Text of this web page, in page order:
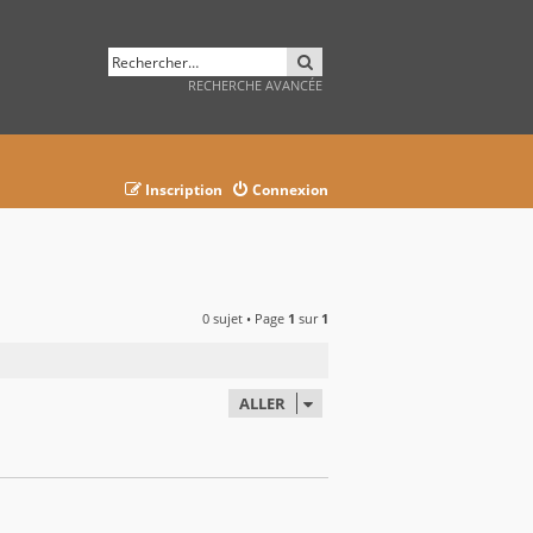
RECHERCHE AVANCÉE
Connexion
Inscription
0 sujet • Page 1 sur 1
ALLER